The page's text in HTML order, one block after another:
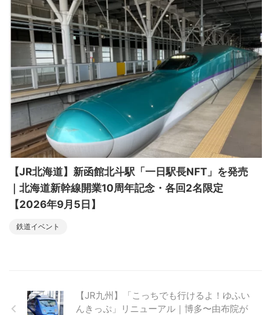
【JR北海道】新函館北斗駅「一日駅長NFT」を発売
｜北海道新幹線開業10周年記念・各回2名限定
【2026年9月5日】
鉄道イベント
【JR九州】「こっちでも行けるよ！ゆふい
んきっぷ」リニューアル｜博多〜由布院が